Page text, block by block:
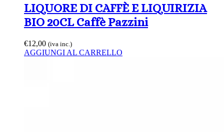
LIQUORE DI CAFFÈ E LIQUIRIZIA
BIO 20CL Caffè Pazzini
€12,00 (iva inc.)
AGGIUNGI AL CARRELLO